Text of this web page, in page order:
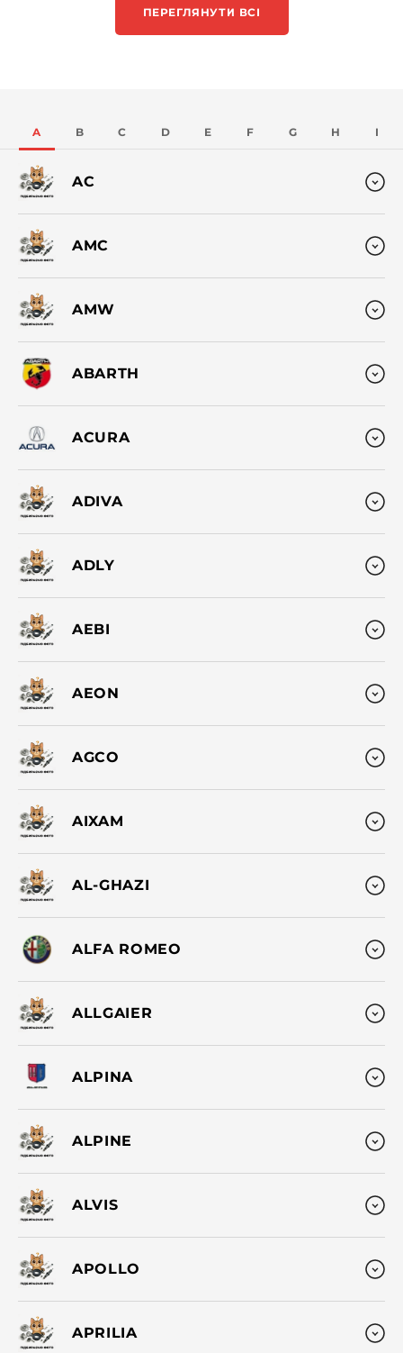
ПЕРЕГЛЯНУТИ ВСІ
A B C D E F G H I
AC
AMC
AMW
ABARTH
ACURA
ADIVA
ADLY
AEBI
AEON
AGCO
AIXAM
AL-GHAZI
ALFA ROMEO
ALLGAIER
ALPINA
ALPINE
ALVIS
APOLLO
APRILIA